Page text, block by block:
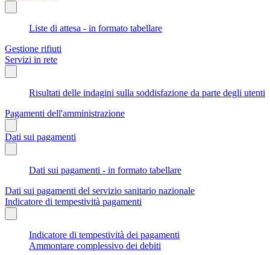
Liste di attesa - in formato tabellare
Gestione rifiuti
Servizi in rete
Risultati delle indagini sulla soddisfazione da parte degli utenti
Pagamenti dell'amministrazione
Dati sui pagamenti
Dati sui pagamenti - in formato tabellare
Dati sui pagamenti del servizio sanitario nazionale
Indicatore di tempestività pagamenti
Indicatore di tempestività dei pagamenti
Ammontare complessivo dei debiti